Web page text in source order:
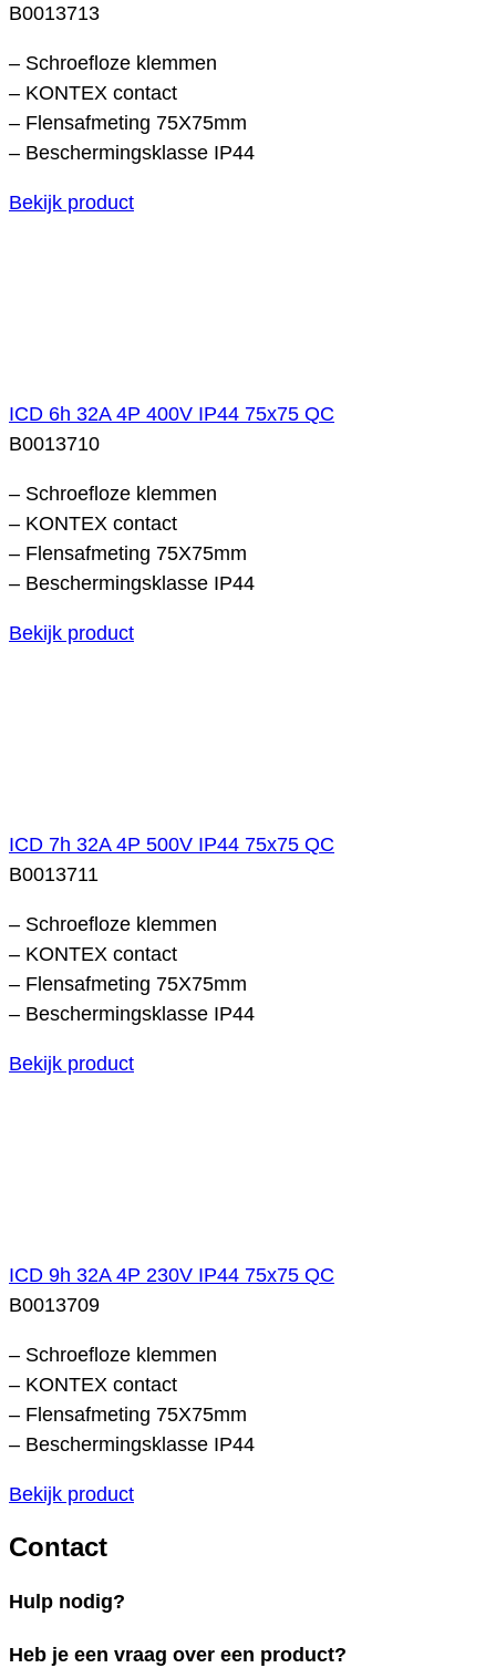
B0013713
– Schroefloze klemmen
– KONTEX contact
– Flensafmeting 75X75mm
– Beschermingsklasse IP44
Bekijk product
ICD 6h 32A 4P 400V IP44 75x75 QC
B0013710
– Schroefloze klemmen
– KONTEX contact
– Flensafmeting 75X75mm
– Beschermingsklasse IP44
Bekijk product
ICD 7h 32A 4P 500V IP44 75x75 QC
B0013711
– Schroefloze klemmen
– KONTEX contact
– Flensafmeting 75X75mm
– Beschermingsklasse IP44
Bekijk product
ICD 9h 32A 4P 230V IP44 75x75 QC
B0013709
– Schroefloze klemmen
– KONTEX contact
– Flensafmeting 75X75mm
– Beschermingsklasse IP44
Bekijk product
Contact
Hulp nodig?
Heb je een vraag over een product?